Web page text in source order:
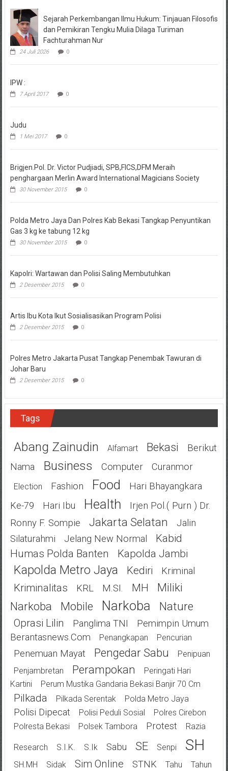
Sejarah Perkembangan Ilmu Hukum: Tinjauan Filosofis
dan Pemikiran Tengku Mulia Dilaga Turiman
Fachturahman Nur
24 Juli 2026 0
IPW :
7 April 2017 0
Judu
1 Mei 2017 0
Brigjen.Pol. Dr. Victor Pudjiadi, SPB,FICS,DFM Meraih
penghargaan Merlin Award International Magicians Society
30 November 2015 0
Polda Metro Jaya Dan Polres Kab Bekasi Tangkap Penyuntikan
Gas 3 kg ke tabung 12 kg
30 November 2015 0
Kapolri: Wartawan dan Polisi Saling Membutuhkan
2 Desember 2015 0
Artis Ibu Kota Ikut Sosialisasikan Program Polisi
2 Desember 2015 0
Polres Metro Jakarta Pusat Tangkap Penembak Tawuran di
Johar Baru
2 Desember 2015 0
Tags
Abang Zainudin Alfamart Bekasi
Berikut
Nama
Business Computer Curanmor
Election Fashion Food
Hari Bhayangkara
Ke-79
Hari Ibu Health
Irjen Pol.( Purn ) Dr.
Ronny F. Sompie
Jakarta Selatan
Jalin
Silaturahmi
Jelang New Normal
Kabid
Humas Polda Banten
Kapolda Jambi
Kapolda Metro Jaya Kediri Kriminal
Kriminalitas KRL M.SI. MH
Miliki
Narkoba
Mobile Narkoba Nature
Oprasi Lilin Panglima TNI
Pemimpin Umum
Berantasnews.com
Penangkapan Pencurian
Penemuan Mayat Pengedar Sabu
Penipuan
Penjambretan
Perampokan
Peringati Hari
Kartini
Perum Mustika Gandaria Bekasi Banjir 70 Cm
Pilkada Pilkada Serentak Polda Metro Jaya
Polisi Dipecat Polisi Peduli Sosial
Polres Cirebon
Polresta Bekasi
Polsek Tambora Protest Razia
Research S.I.K. S.Ik Sabu SE Senpi SH
SH.MH Sidak Sim Online STNK Tahu
Tahun